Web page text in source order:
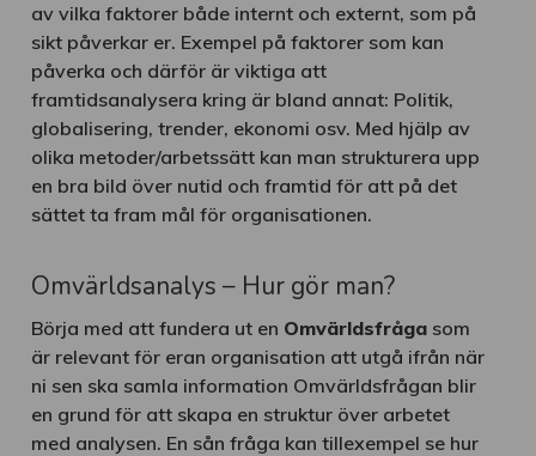
av vilka faktorer både internt och externt, som på
sikt påverkar er. Exempel på faktorer som kan
påverka och därför är viktiga att
framtidsanalysera kring är bland annat: Politik,
globalisering, trender, ekonomi osv. Med hjälp av
olika metoder/arbetssätt kan man strukturera upp
en bra bild över nutid och framtid för att på det
sättet ta fram mål för organisationen.
Omvärldsanalys – Hur gör man?
Börja med att fundera ut en Omvärldsfråga som
är relevant för eran organisation att utgå ifrån när
ni sen ska samla information Omvärldsfrågan blir
en grund för att skapa en struktur över arbetet
med analysen. En sån fråga kan tillexempel se hur